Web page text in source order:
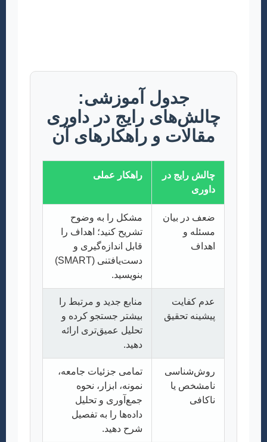
جدول آموزشی:
چالش‌های رایج در داوری
مقالات و راهکارهای آن
چالش رایج در
داوری
راهکار عملی
ضعف در بیان
مسئله و
اهداف
مشکل را به وضوح
تشریح کنید؛ اهداف را
قابل اندازه‌گیری و
دست‌یافتنی (SMART)
بنویسید.
عدم کفایت
پیشینه تحقیق
منابع جدید و مرتبط را
بیشتر جستجو کرده و
تحلیل عمیق‌تری ارائه
دهید.
روش‌شناسی
نامشخص یا
ناکافی
تمامی جزئیات جامعه،
نمونه، ابزار، نحوه
جمع‌آوری و تحلیل
داده‌ها را به تفصیل
شرح دهید.